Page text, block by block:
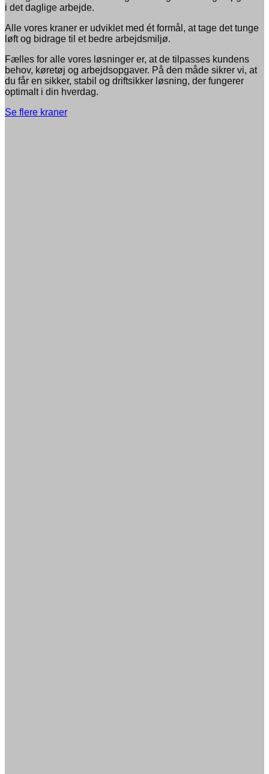
i det daglige arbejde.
Alle vores kraner er udviklet med ét formål, at tage det tunge
løft og bidrage til et bedre arbejdsmiljø.
Fælles for alle vores løsninger er, at de tilpasses kundens
behov, køretøj og arbejdsopgaver. På den måde sikrer vi, at
du får en sikker, stabil og driftsikker løsning, der fungerer
optimalt i din hverdag.
Se flere kraner